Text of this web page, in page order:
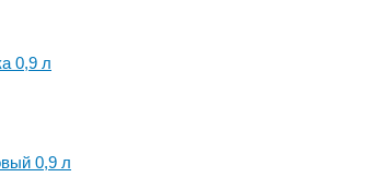
0,9 л
0,9 л